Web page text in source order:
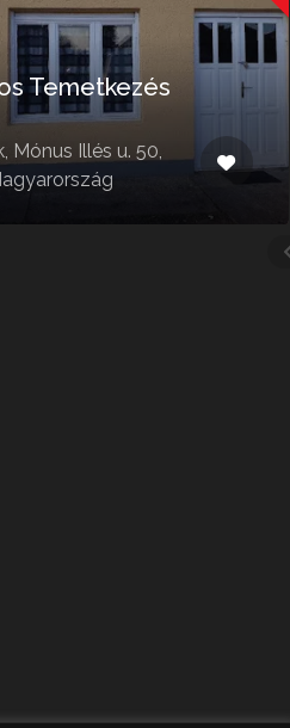
Temetkezés
Mónus Illés u. 50,